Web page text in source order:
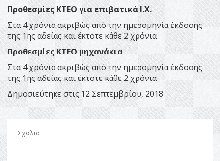
Προθεσμίες ΚΤΕΟ για επιβατικά Ι.Χ.
Στα 4 χρόνια ακριβώς από την ημερομηνία έκδοσης
της 1ης αδείας και έκτοτε κάθε 2 χρόνια
Προθεσμίες ΚΤΕΟ μηχανάκια
Στα 4 χρόνια ακριβώς από την ημερομηνία έκδοσης
της 1ης αδείας και έκτοτε κάθε 2 χρόνια
Δημοσιεύτηκε στις 12 Σεπτεμβρίου, 2018
Σχόλια